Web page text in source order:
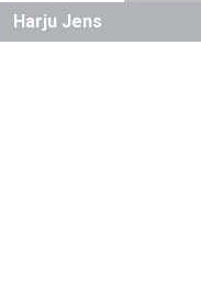
Harju Jens